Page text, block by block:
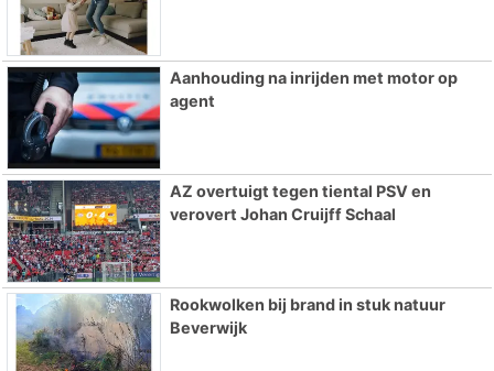
Aanhouding na inrijden met motor op
agent
AZ overtuigt tegen tiental PSV en
verovert Johan Cruijff Schaal
Rookwolken bij brand in stuk natuur
Beverwijk